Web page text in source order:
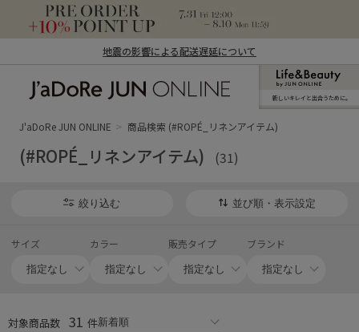
地震の影響による配送遅延について
ン オンライン）
新しいキレイと出合うために。
J'aDoRe JUN ONLINE 商品検索 (#ROPÉ_リネンアイテム)
(#ROPÉ_リネンアイテム) (31)
絞り込む 並び順・表示設定
サイズ カラー 販売タイプ ブランド
対象商品数 31 件